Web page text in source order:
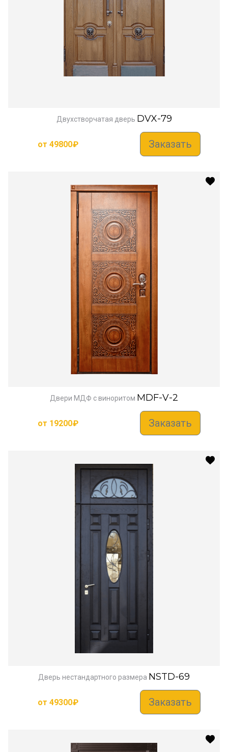
Двухстворчатая дверь DVX-79
от 49800₽ Заказать
Двери МДФ с виноритом MDF-V-2
от 19200₽ Заказать
Дверь нестандартного размера NSTD-69
от 49300₽ Заказать